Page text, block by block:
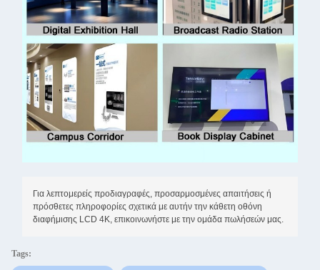
Για λεπτομερείς προδιαγραφές, προσαρμοσμένες απαιτήσεις ή
πρόσθετες πληροφορίες σχετικά με αυτήν την κάθετη οθόνη
διαφήμισης LCD 4K, επικοινωνήστε με την ομάδα πωλήσεών μας.
Tags: